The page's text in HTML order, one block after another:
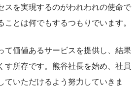
スを実現するのがわれわれの使命で
とは何でもするつもりでいます。
価値あるサービスを提供し、結果
す所存です。熊谷社長を始め、社員
ていただけるよう努力していきま